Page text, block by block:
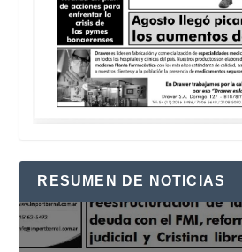
RESUMEN DE NOTICIAS
Reproductor
de
vídeo